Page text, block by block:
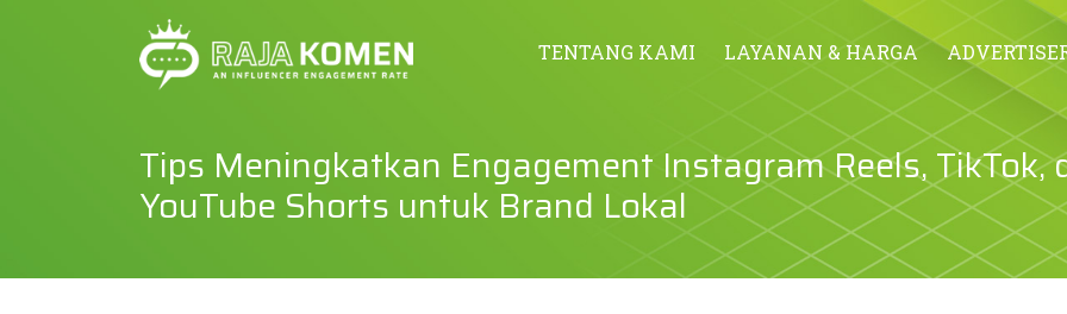
TENTANG KAMI LAYANAN & HARGA
Tips Meningkatkan Engagement Instagram Reels, TikTok,
YouTube Shorts untuk Brand Lokal